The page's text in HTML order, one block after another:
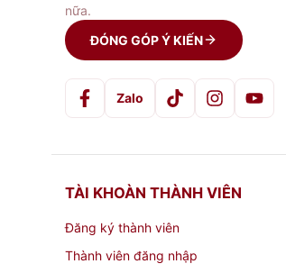
nữa.
ĐÓNG GÓP Ý KIẾN
Zalo
TÀI KHOÀN THÀNH VIÊN
Đăng ký thành viên
Thành viên đăng nhập